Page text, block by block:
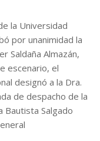
la Universidad
por unanimidad la
Saldaña Almazán,
escenario, el
designó a la Dra.
de despacho de la
Bautista Salgado